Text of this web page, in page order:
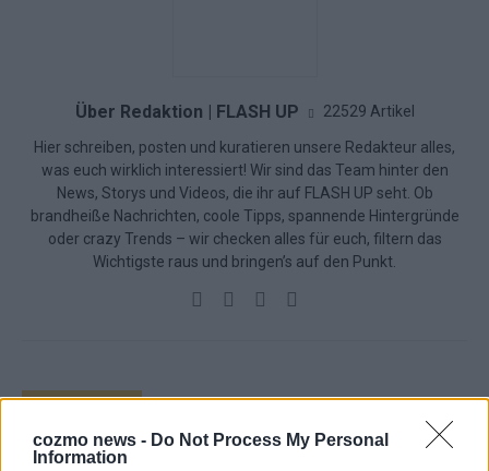
cozmo news - Do Not Process My Personal
Information
Über Redaktion | FLASH UP 22529 Artikel
Hier schreiben, posten und kuratieren unsere Redakteur alles,
was euch wirklich interessiert! Wir sind das Team hinter den
News, Storys und Videos, die ihr auf FLASH UP seht. Ob
brandheiße Nachrichten, coole Tipps, spannende Hintergründe
oder crazy Trends – wir checken alles für euch, filtern das
Wichtigste raus und bringen’s auf den Punkt.
TOP STORIES
EXTRA